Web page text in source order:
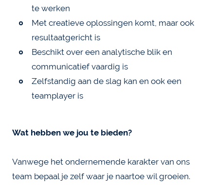
te werken
Met creatieve oplossingen komt, maar ook
resultaatgericht is
Beschikt over een analytische blik en
communicatief vaardig is
Zelfstandig aan de slag kan en ook een
teamplayer is
Wat hebben we jou te bieden?
Vanwege het ondernemende karakter van ons
team bepaal je zelf waar je naartoe wil groeien.